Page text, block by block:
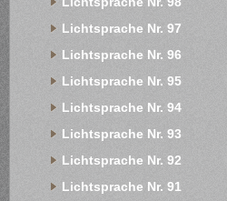
Lichtsprache Nr. 97
Lichtsprache Nr. 96
Lichtsprache Nr. 95
Lichtsprache Nr. 94
Lichtsprache Nr. 93
Lichtsprache Nr. 92
Lichtsprache Nr. 91